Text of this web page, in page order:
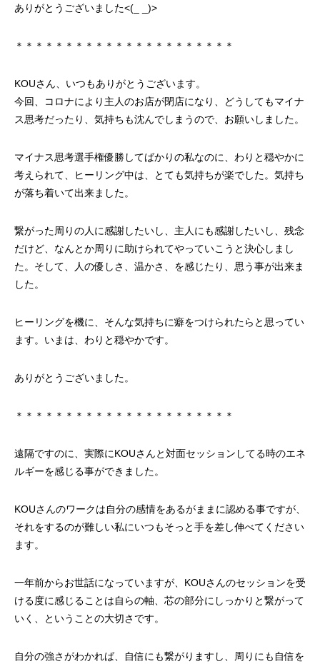
ありがとうございました<(_ _)>
＊＊＊＊＊＊＊＊＊＊＊＊＊＊＊＊＊＊＊＊＊＊
KOUさん、いつもありがとうございます。
今回、コロナにより主人のお店が閉店になり、どうしてもマイナ
ス思考だったり、気持ちも沈んでしまうので、お願いしました。
マイナス思考選手権優勝してばかりの私なのに、わりと穏やかに
考えられて、ヒーリング中は、とても気持ちが楽でした。気持ち
が落ち着いて出来ました。
繋がった周りの人に感謝したいし、主人にも感謝したいし、残念
だけど、なんとか周りに助けられてやっていこうと決心しまし
た。そして、人の優しさ、温かさ、を感じたり、思う事が出来ま
した。
ヒーリングを機に、そんな気持ちに癖をつけられたらと思ってい
ます。いまは、わりと穏やかです。
ありがとうございました。
＊＊＊＊＊＊＊＊＊＊＊＊＊＊＊＊＊＊＊＊＊＊
遠隔ですのに、実際にKOUさんと対面セッションしてる時のエネ
ルギーを感じる事ができました。
KOUさんのワークは自分の感情をあるがままに認める事ですが、
それをするのが難しい私にいつもそっと手を差し伸べてください
ます。
一年前からお世話になっていますが、KOUさんのセッションを受
ける度に感じることは自らの軸、芯の部分にしっかりと繋がって
いく、ということの大切さです。
自分の強さがわかれば、自信にも繋がりますし、周りにも自信を